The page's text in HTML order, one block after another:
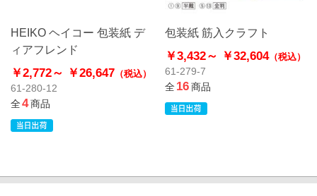
HEIKO ヘイコー 包装紙 デ
ィアフレンド
￥2,772～ ￥26,647 （税込）
61-280-12
全4商品
包装紙 筋入クラフト
￥3,432～ ￥32,604（税込）
61-279-7
全16商品